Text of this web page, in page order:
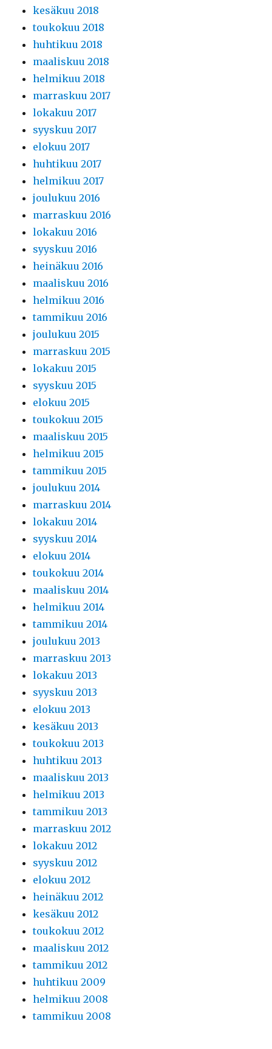
kesäkuu 2018
toukokuu 2018
huhtikuu 2018
maaliskuu 2018
helmikuu 2018
marraskuu 2017
lokakuu 2017
syyskuu 2017
elokuu 2017
huhtikuu 2017
helmikuu 2017
joulukuu 2016
marraskuu 2016
lokakuu 2016
syyskuu 2016
heinäkuu 2016
maaliskuu 2016
helmikuu 2016
tammikuu 2016
joulukuu 2015
marraskuu 2015
lokakuu 2015
syyskuu 2015
elokuu 2015
toukokuu 2015
maaliskuu 2015
helmikuu 2015
tammikuu 2015
joulukuu 2014
marraskuu 2014
lokakuu 2014
syyskuu 2014
elokuu 2014
toukokuu 2014
maaliskuu 2014
helmikuu 2014
tammikuu 2014
joulukuu 2013
marraskuu 2013
lokakuu 2013
syyskuu 2013
elokuu 2013
kesäkuu 2013
toukokuu 2013
huhtikuu 2013
maaliskuu 2013
helmikuu 2013
tammikuu 2013
marraskuu 2012
lokakuu 2012
syyskuu 2012
elokuu 2012
heinäkuu 2012
kesäkuu 2012
toukokuu 2012
maaliskuu 2012
tammikuu 2012
huhtikuu 2009
helmikuu 2008
tammikuu 2008